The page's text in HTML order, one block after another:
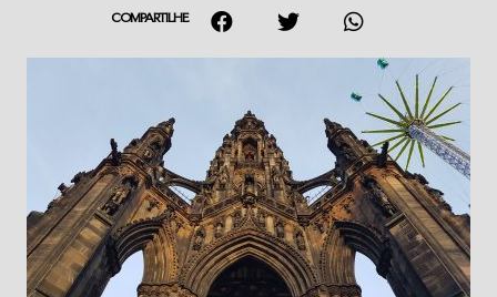
COMPARTILHE